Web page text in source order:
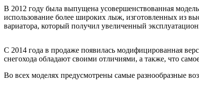
В 2012 году была выпущена усовершенствованная
использование более широких лыж, изготовленных из
вариатора, который получил увеличенный
С 2014 года в продаже появилась модифицированная
снегохода обладают своими отличиями, а также, что
Во всех моделях предусмотрены самые разнообразные